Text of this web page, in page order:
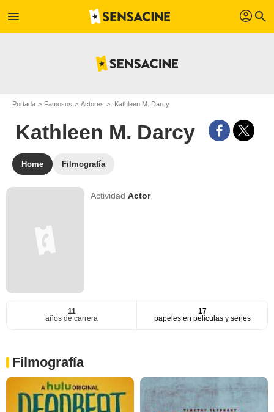
menu profil search
Portada Famosos Actores Kathleen M. Darcy
Kathleen M. Darcy
Home Filmografía
ActividadActor
11
años de carrera
17
papeles en películas y series
Filmografía